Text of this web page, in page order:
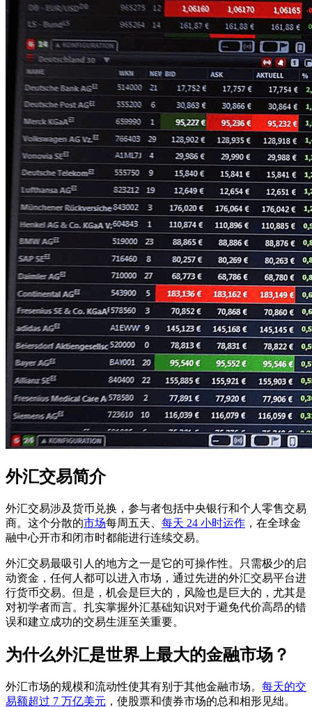
外汇交易简介
外汇交易涉及货币兑换，参与者包括中央银行和个人零售交易
商。这个分散的市场每周五天、 每天 24 小时运作 ，在全球金
融中心开市和闭市时都能进行连续交易。
外汇交易最吸引人的地方之一是它的可操作性。只需极少的启
动资金，任何人都可以进入市场，通过先进的外汇交易平台进
行货币交易。但是，机会是巨大的，风险也是巨大的，尤其是
对初学者而言。扎实掌握外汇基础知识对于避免代价高昂的错
误和建立成功的交易生涯至关重要。
为什么外汇是世界上最大的金融市场？
外汇市场的规模和流动性使其有别于其他金融市场。 每天的交
易额超过 7 万亿美元 ，使股票和债券市场的总和相形见绌。